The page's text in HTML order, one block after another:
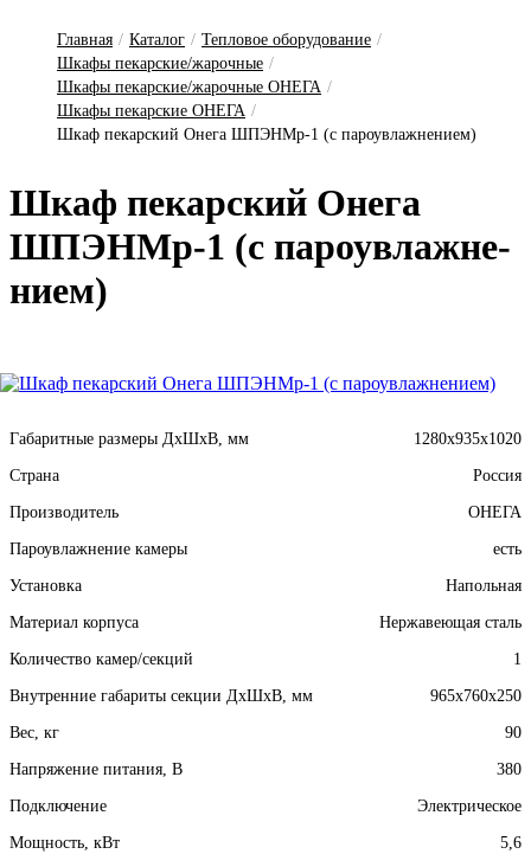
Главная / Каталог / Тепловое оборудование /
Шкафы пекарские/жарочные /
Шкафы пекарские/жарочные ОНЕГА /
Шкафы пекарские ОНЕГА /
Шкаф пекарский Онега ШПЭНМр-1 (с пароувлажнением)
Шкаф пе­кар­ский О­не­га
ШПЭНМр-1 (с па­ро­ув­лажне­
ни­ем)
Габаритные размеры ДхШхВ, мм 1280х935х1020
Страна Россия
Производитель ОНЕГА
Пароувлажнение камеры есть
Установка Напольная
Материал корпуса Нержавеющая сталь
Количество камер/секций 1
Внутренние габариты секции ДхШхВ, мм 965x760x250
Вес, кг 90
Напряжение питания, В 380
Подключение Электрическое
Мощность, кВт 5,6